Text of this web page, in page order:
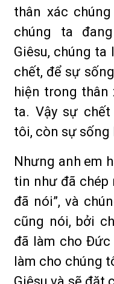
thân xác
chúng ta
Giêsu, chúng ta
chết, để sự
hiện trong thân
ta. Vậy sự
tôi, còn sự sống
Nhưng anh em
tin như đã chép
đã nói”, và
cũng nói, bởi
đã làm cho Ðức
làm cho chúng